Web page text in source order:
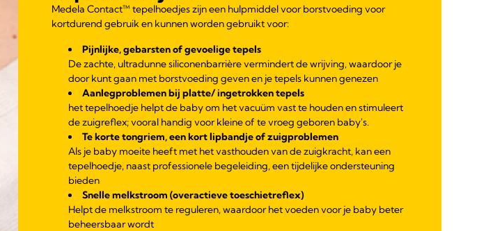
Medela Contact™ tepelhoedjes zijn een hulpmiddel voor borstvoeding voor
kortdurend gebruik en kunnen worden gebruikt voor:
Pijnlijke, gebarsten of gevoelige tepels
De zachte, ultradunne siliconenbarrière vermindert de wrijving, waardoor je
door kunt gaan met borstvoeding geven en je tepels kunnen genezen
Aanlegproblemen bij platte/ ingetrokken tepels
het tepelhoedje helpt de baby om het vacuüm vast te houden en stimuleert
de zuigreflex; vooral handig voor kleine of te vroeg geboren baby's.
Te korte tongriem, een kort lipbandje of zuigproblemen
Als je baby moeite heeft met het vasthouden van de zuigkracht, kan een
tepelhoedje, naast professionele begeleiding, een tijdelijke ondersteuning
bieden
Snelle melkstroom (overactieve toeschietreflex)
Helpt de melkstroom te reguleren, waardoor het voeden voor je baby beter
beheersbaar wordt